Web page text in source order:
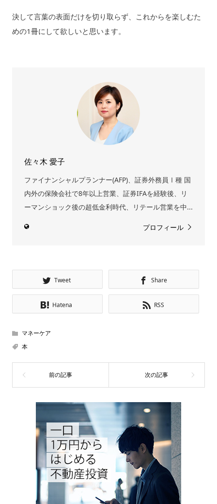
決して言葉の表面だけを切り取らず、これからを楽しむた
めの1冊にして欲しいと思います。
佐々木 愛子
ファイナンシャルプランナー(AFP)、証券外務員Ⅰ種 国
内外の保険会社で8年以上営業、証券IFAを経験後、リ
ーマンショック後の超低金利時代、リテール営業を中...
プロフィール
Tweet Share
Hatena RSS
マネーケア
本